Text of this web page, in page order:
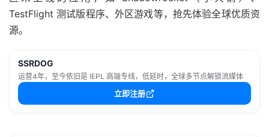
TestFlight 测试版程序、外区游戏等，抢先体验全球优质资
源。
SSRDOG
运营4年，至今依旧是 IEPL 高端专线，低延时，全球多节点解锁流媒体
立即注册